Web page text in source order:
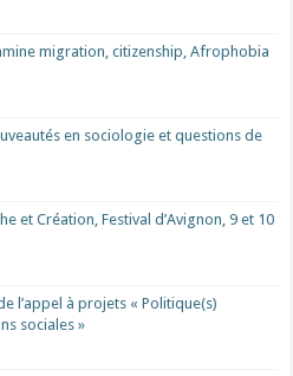
migration, citizenship, Afrophobia
en sociologie et questions de
et Création, Festival d’Avignon, 9 et 10
l’appel à projets « Politique(s)
sociales »